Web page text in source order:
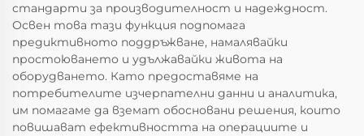
стандарти за производителност и надеждност.
Освен това тази функция подпомага
предиктивното поддръжване, намалявайки
простоюването и удължавайки живота на
оборудването. Като предоставяме на
потребителите изчерпателни данни и аналитика,
им помагаме да вземат обосновани решения, които
повишават ефективността на операциите и